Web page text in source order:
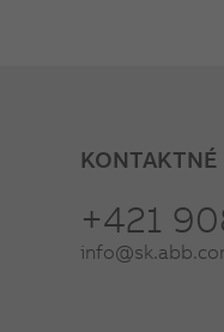
KONTAKTNÉ
+421